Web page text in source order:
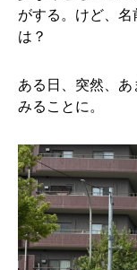
がする。けど、
は？
ある日、突然、
みることに。